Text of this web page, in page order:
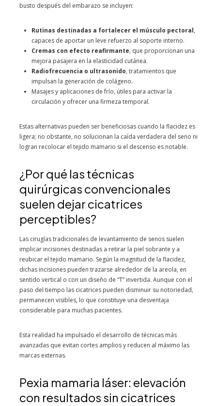
busto después del embarazo se incluyen:
Rutinas destinadas a fortalecer el músculo pectoral,
capaces de aportar un leve refuerzo al soporte interno.
Cremas con efecto reafirmante, que proporcionan una
mejora pasajera en la elasticidad cutánea.
Radiofrecuencia o ultrasonido, tratamientos que
impulsan la generación de colágeno.
Masajes y aplicaciones de frío, útiles para activar la
circulación y ofrecer una firmeza temporal.
Estas alternativas pueden ser beneficiosas cuando la flacidez es
ligera; no obstante, no solucionan la caída verdadera del seno ni
logran recolocar el tejido mamario si el descenso es notable.
¿Por qué las técnicas
quirúrgicas convencionales
suelen dejar cicatrices
perceptibles?
Las cirugías tradicionales de levantamiento de senos suelen
implicar incisiones destinadas a retirar la piel sobrante y a
reubicar el tejido mamario. Según la magnitud de la flacidez,
dichas incisiones pueden trazarse alrededor de la areola, en
sentido vertical o con un diseño de “T” invertida. Aunque con el
paso del tiempo las cicatrices pueden disminuir su notoriedad,
permanecen visibles, lo que constituye una desventaja
considerable para muchas pacientes.
Esta realidad ha impulsado el desarrollo de técnicas más
avanzadas que evitan cortes amplios y reducen al máximo las
marcas externas.
Pexia mamaria láser: elevación
con resultados sin cicatrices